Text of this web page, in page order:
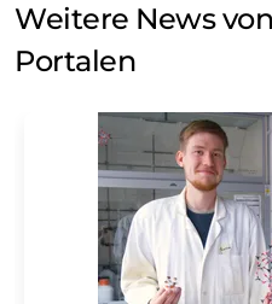
Weitere News
Portalen